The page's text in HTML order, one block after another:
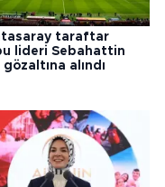
taraftar
lideri Sebahattin
alındı